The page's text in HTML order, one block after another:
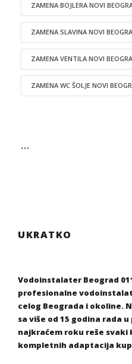
ZAMENA BOJLERA NOVI
ZAMENA SLAVINA NOVI
ZAMENA VENTILA NOVI
ZAMENA WC ŠOLJE NOVI
…
UKRATKO
Vodoinstalater Beograd
profesionalne
celog Beograda i okoline.
sa više od 15 godina rada
najkraćem roku reše svaki
kompletnih adaptacija